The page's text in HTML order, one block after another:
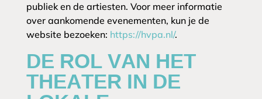
publiek en de artiesten. Voor meer informatie
over aankomende evenementen, kun je de
website bezoeken: https://hvpa.nl/.
DE ROL VAN HET
THEATER IN DE